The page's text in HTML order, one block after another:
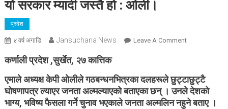
यो सरकार म्यादी जस्तै हो : ओली।
प्रदेश
४ वर्ष अगाडि Jansuchana News Leave A CommentOn
म्यादी
जस्तै
हो
कर्णाली प्रदेश ,सुर्खेत, २७ कात्तिक
एमाले अध्यक्ष केपी ओलीले गठबन्धनभित्रका दलहरूले छुट्टाछुट्टै
घोषणापत्र ल्याएर जनता अल्मल्याएको बताएका छन् । उनले देशको
भाग्य, भविष्य फैसला गर्ने चुनाव भएकाले जनता अल्मलिन नहुने बताए ।